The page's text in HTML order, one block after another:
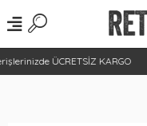
ÜCRETSİZ KARGO